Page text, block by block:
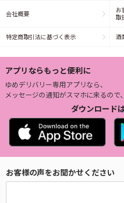
会社概要
お
取
特定商取引法に基づく表示 酒
アプリならもっと便利に
ゆめデリバリー専用アプリなら、
メッセージの通知がスマホに来るので
ダウンロード
お客様の声をお聞かせください